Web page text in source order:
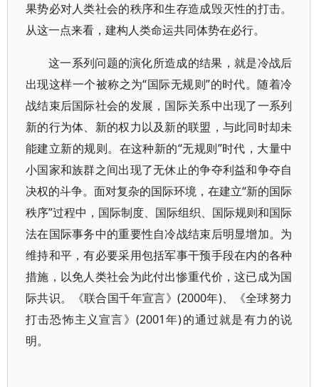
果势必对人类社会的秩序和生存造成毁灭性的打击。
从这一点来看，建构人类命运共同体势在必行。
这一系列问题的演化所造成的结果，就是冷战后
出现这样一个被称之为“国际无规则”的时代。随着冷
战结束后国际社会的发展，国际关系中出现了一系列
新的行为体、新的权力以及新的联盟，与此同时却未
能建立新的规则。在这种新的“无规则”时代，大量中
小国家和族群之间出现了无休止的争夺利益和争夺自
决权的斗争。面对复杂的国际环境，在建立“新的国际
秩序”过程中，国际制度、国际组织、国际规则和国际
法在国际事务中的重要性自冷战结束后明显增加。为
维持和平，有必要采用包括军事干预手段在内的各种
措施，以免人类社会为此付出惨重代价，这已成为国
际共识。《联合国千年宣言》(2000年)、《全球努力
打击恐怖主义宣言》(2001年)的通过就是有力的说
明。